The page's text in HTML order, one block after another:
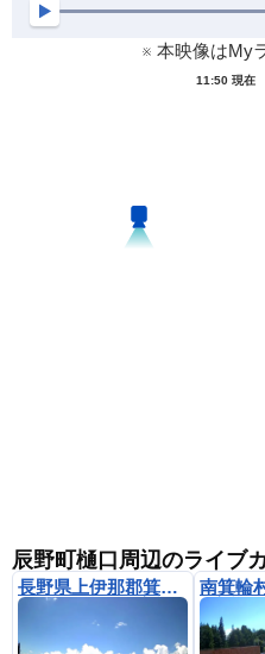
※ 本映像はMy
11:50 現在
辰野町樋口周辺のライブ
長野県上伊那郡箕輪町 南箕輪